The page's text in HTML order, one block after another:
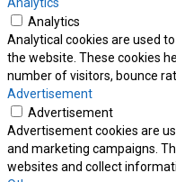
Analytics
Analytics
Analytical cookies are used
the website. These cookies
number of visitors, bounce
Advertisement
Advertisement
Advertisement cookies are
and marketing campaigns.
websites and collect